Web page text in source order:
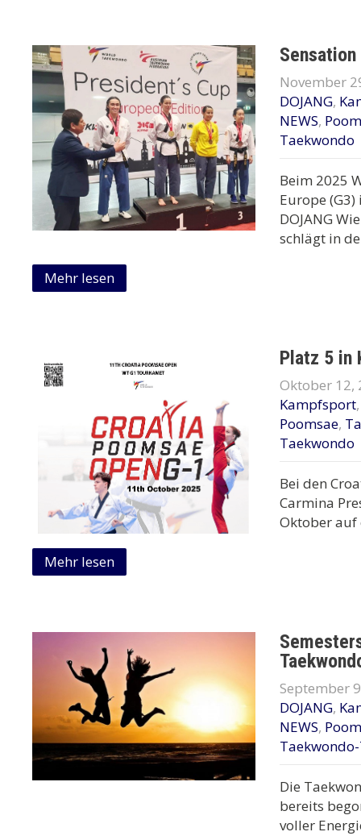
Sensation
November
DOJANG,
NEWS,
Taekwondo
Beim 2025
Europe
DOJANG
schlägt in
Mehr lesen
Platz 5 in
Oktober 12,
Kampfsport
Poomsae,
Taekwondo
Bei den
Carmina
Oktober auf
Mehr lesen
September
DOJANG,
NEWS,
Die
bereits
voller